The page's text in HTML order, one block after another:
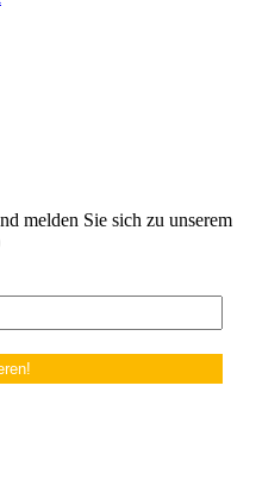
melden Sie sich zu unserem